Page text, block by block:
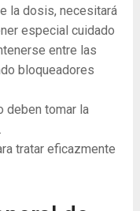
la dosis, necesitará
especial cuidado
entre las
bloqueadores
deben tomar la
tratar eficazmente